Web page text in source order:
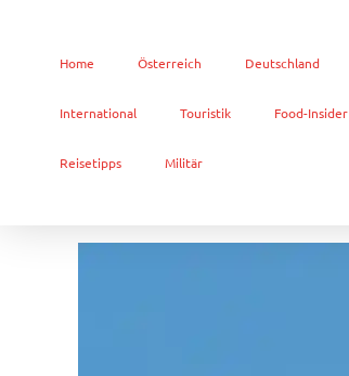
Home Österreich Deutschland
International Touristik Food-Insider
Reisetipps Militär